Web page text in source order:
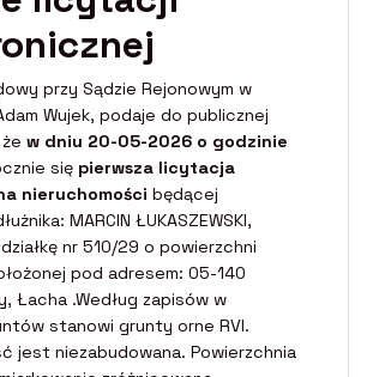
przy Sądzie Rejonowym w
Wujek, podaje do publicznej
w dniu 20-05-2026 o godzinie
się pierwsza licytacja
nieruchomości będącej
MARCIN ŁUKASZEWSKI,
nr 510/29 o powierzchni
pod adresem: 05-140
Łacha .Według zapisów w
stanowi grunty orne RVI.
jest niezabudowana. Powierzchnia